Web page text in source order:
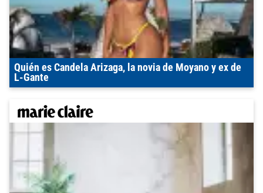
Quién es Candela Arizaga, la novia de Moyano y ex de
L-Gante